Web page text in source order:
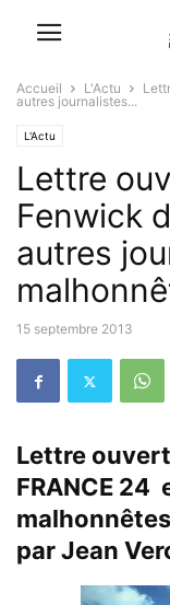
Accueil L'Actu
autres journalistes...
L'Actu
Lettre
Fenwick
autres
15 septembre 2013
Lettre
FRANCE 24
malhonnêtes
par Jean